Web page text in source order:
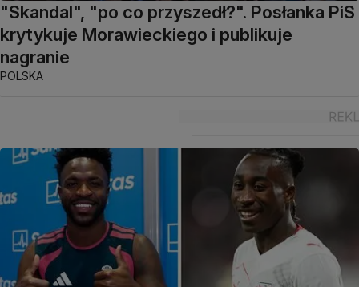
"Skandal", "po co przyszedł?". Posłanka PiS
krytykuje Morawieckiego i publikuje
nagranie
POLSKA